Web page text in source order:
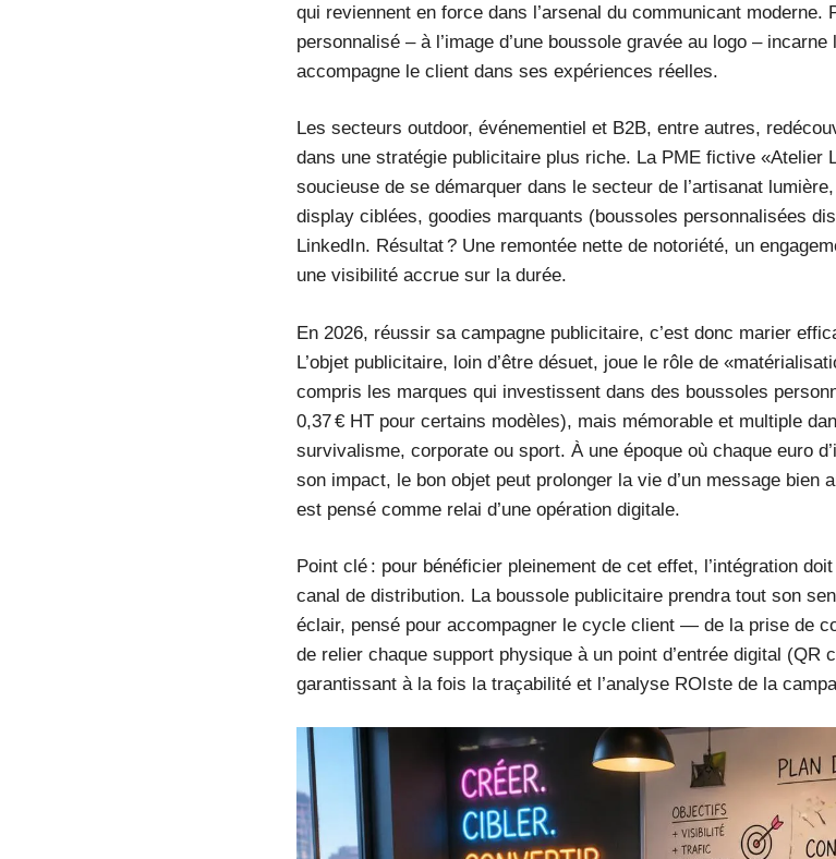
qui reviennent en force dans l’arsenal du communicant moderne.
personnalisé – à l’image d’une boussole gravée au logo –
accompagne le client dans ses expériences réelles.
Les secteurs outdoor, événementiel et B2B, entre autres,
dans une stratégie publicitaire plus riche. La PME fictive «Atelier
soucieuse de se démarquer dans le secteur de l’artisanat
display ciblées, goodies marquants (boussoles personnalisées
LinkedIn. Résultat ? Une remontée nette de notoriété, un
une visibilité accrue sur la durée.
En 2026, réussir sa campagne publicitaire, c’est donc marier
L’objet publicitaire, loin d’être désuet, joue le rôle de
compris les marques qui investissent dans des boussoles
0,37 € HT pour certains modèles), mais mémorable et multiple
survivalisme, corporate ou sport. À une époque où chaque euro
son impact, le bon objet peut prolonger la vie d’un message bien
est pensé comme relai d’une opération digitale.
Point clé : pour bénéficier pleinement de cet effet, l’intégration
canal de distribution. La boussole publicitaire prendra tout son
éclair, pensé pour accompagner le cycle client — de la prise de
de relier chaque support physique à un point d’entrée digital
garantissant à la fois la traçabilité et l’analyse ROIste de la